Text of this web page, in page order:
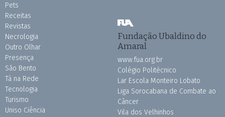
Pets
Receitas
Revistas
Necrologia
Outro Olhar
Presença
São Bento
Tá na Rede
Tecnologia
Turismo
Uniso Ciência
Fundação Ubaldino do
Amaral
www.fua.org.br
Colégio Politécnico
Lar Escola Monteiro Lobato
Liga Sorocabana de Combate ao
Câncer
Vila dos Velhinhos